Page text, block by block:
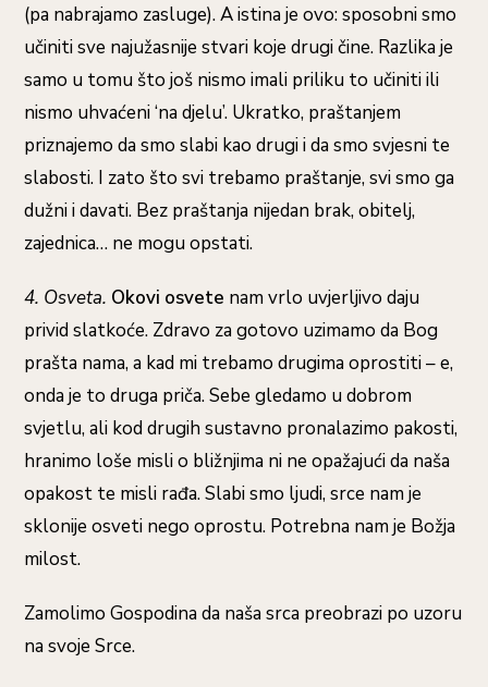
(pa nabrajamo zasluge). A istina je ovo: sposobni smo
učiniti sve najužasnije stvari koje drugi čine. Razlika je
samo u tomu što još nismo imali priliku to učiniti ili
nismo uhvaćeni ‘na djelu’. Ukratko, praštanjem
priznajemo da smo slabi kao drugi i da smo svjesni te
slabosti. I zato što svi trebamo praštanje, svi smo ga
dužni i davati. Bez praštanja nijedan brak, obitelj,
zajednica… ne mogu opstati.
4. Osveta. Okovi osvete nam vrlo uvjerljivo daju
privid slatkoće. Zdravo za gotovo uzimamo da Bog
prašta nama, a kad mi trebamo drugima oprostiti – e,
onda je to druga priča. Sebe gledamo u dobrom
svjetlu, ali kod drugih sustavno pronalazimo pakosti,
hranimo loše misli o bližnjima ni ne opažajući da naša
opakost te misli rađa. Slabi smo ljudi, srce nam je
sklonije osveti nego oprostu. Potrebna nam je Božja
milost.
Zamolimo Gospodina da naša srca preobrazi po uzoru
na svoje Srce.